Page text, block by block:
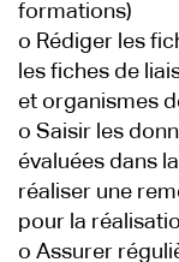
formations)
o Rédiger les
les fiches de
et organismes
o Saisir les
évaluées dans
réaliser une
pour la
o Assurer